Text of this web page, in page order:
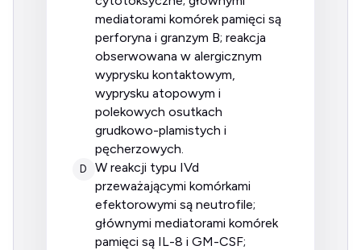
mediatorami komórek pamięci są
perforyna i granzym B; reakcja
obserwowana w alergicznym
wyprysku kontaktowym,
wyprysku atopowym i
polekowych osutkach
grudkowo-plamistych i
pęcherzowych.
D
w reakcji typu IVd
przeważającymi komórkami
efektorowymi są neutrofile;
głównymi mediatorami komórek
pamięci są IL-8 i GM-CSF;